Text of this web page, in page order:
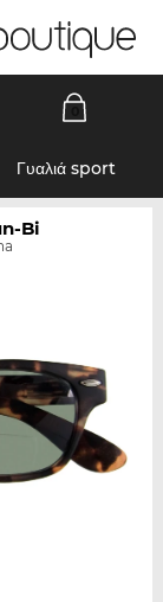
Γυαλιά sport
Bi